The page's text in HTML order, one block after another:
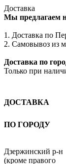
Доставка
Мы предлагаем
1. Доставка по
2. Самовывоз из
Доставка по
Только при
ДОСТАВКА
ПО ГОРОДУ
Дзержинский р-н
(кроме правого